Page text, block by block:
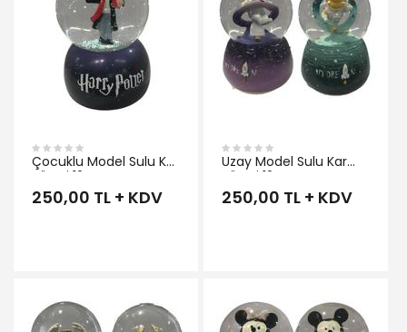
Çocuklu Model Sulu Kar
Küresi 12 cm
250,00 TL + KDV
Uzay Model Sulu Kar
Küresi 12 cm
250,00 TL + KDV